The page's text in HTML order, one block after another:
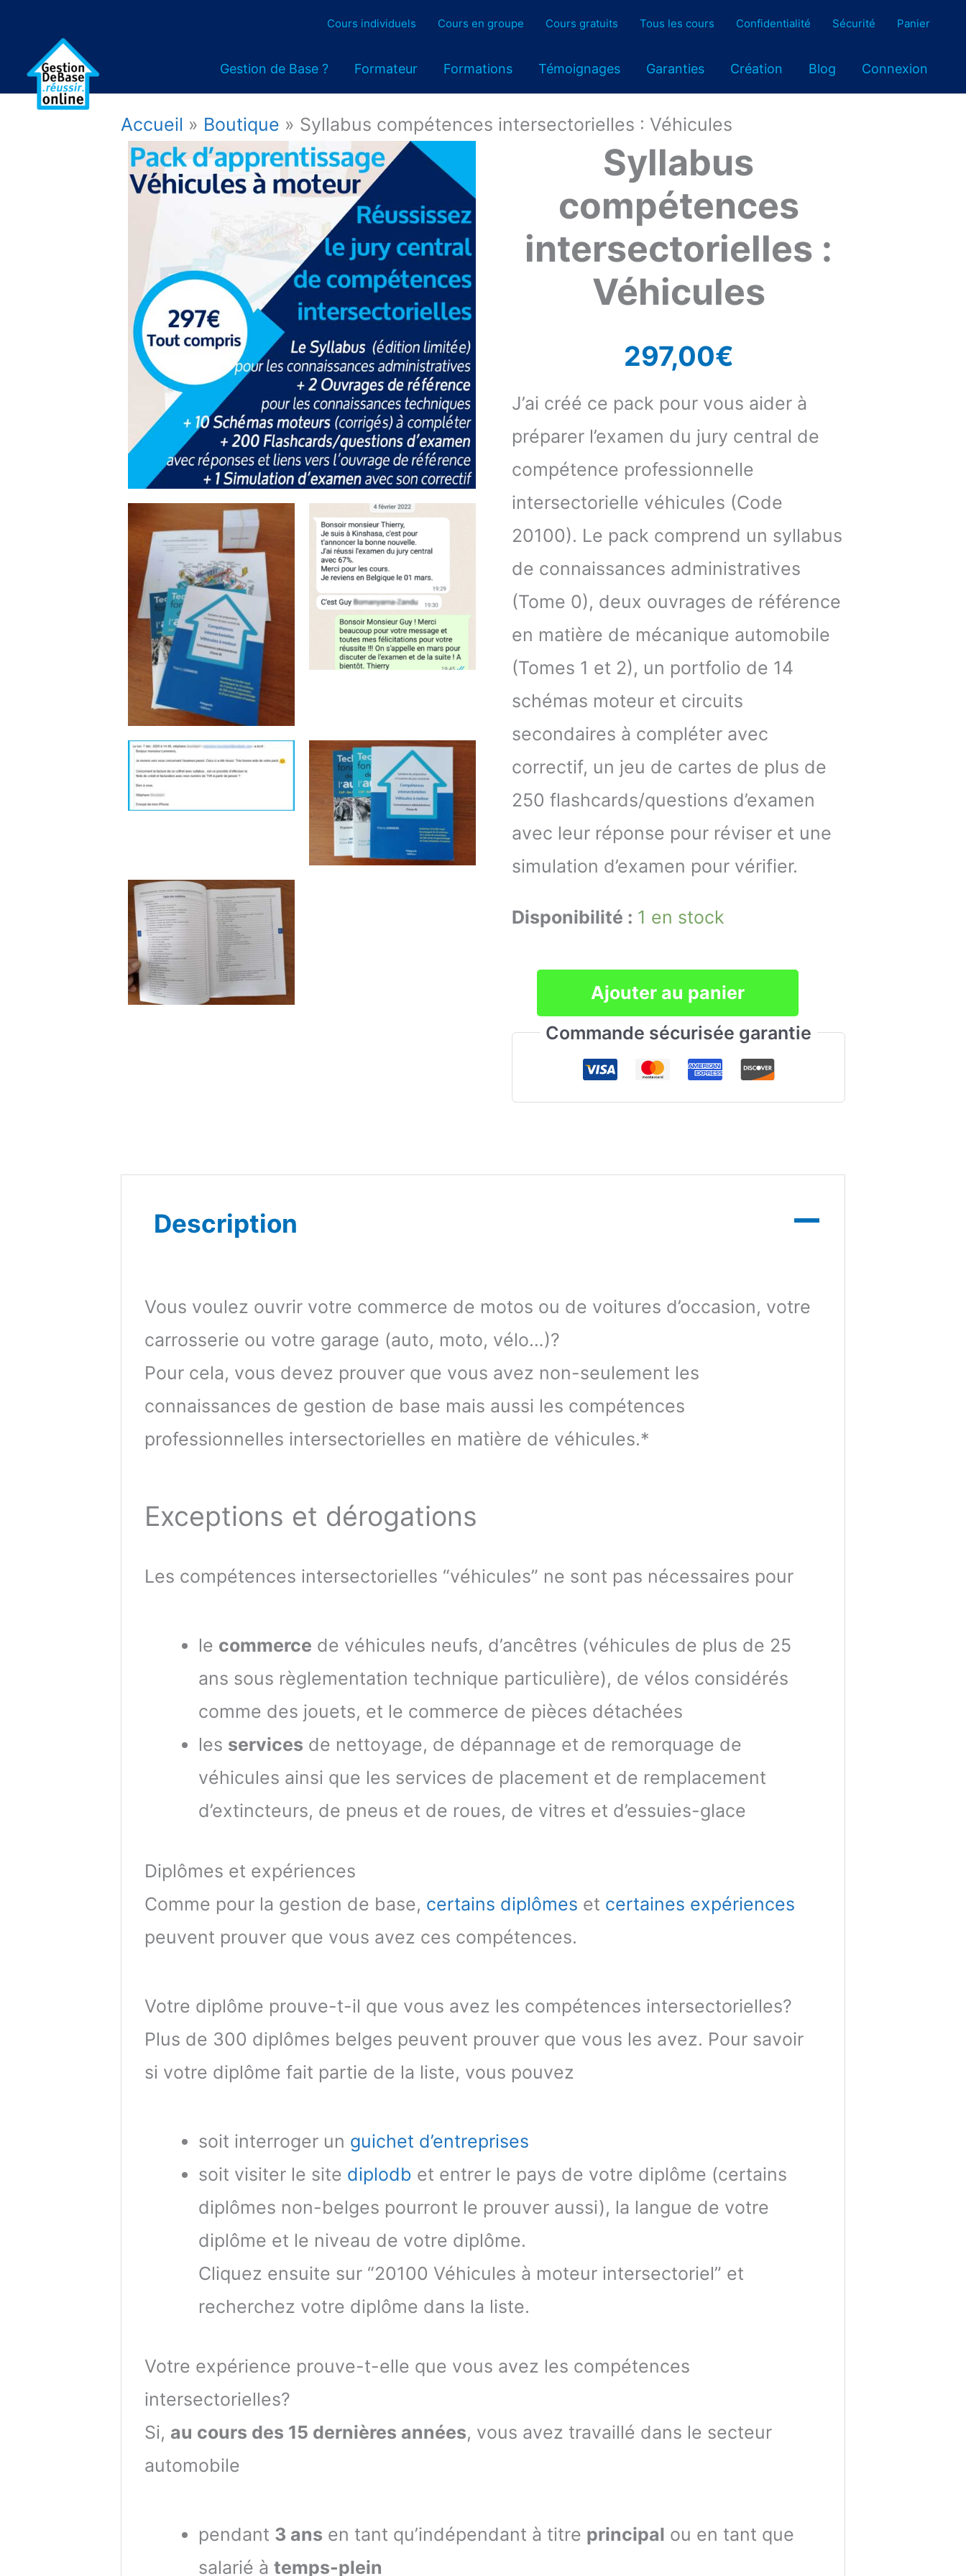
Cours individuels Cours en groupe Cours gratuits Tous les cours Confidentialité Sécurité Panier
Gestion de Base ? Formateur Formations Témoignages Garanties Création Blog Connexion
Accueil » Boutique » Syllabus compétences intersectorielles : Véhicules
Syllabus
compétences
intersectorielles :
Véhicules
297,00€
J’ai créé ce pack pour vous aider à
préparer l’examen du jury central de
compétence professionnelle
intersectorielle véhicules (Code
20100). Le pack comprend un syllabus
de connaissances administratives
(Tome 0), deux ouvrages de référence
en matière de mécanique automobile
(Tomes 1 et 2), un portfolio de 14
schémas moteur et circuits
secondaires à compléter avec
correctif, un jeu de cartes de plus de
250 flashcards/questions d’examen
avec leur réponse pour réviser et une
simulation d’examen pour vérifier.
Disponibilité : 1 en stock
compétences
Ajouter au panier
Commande sécurisée garantie
Description
Vous voulez ouvrir votre commerce de motos ou de voitures d’occasion, votre
carrosserie ou votre garage (auto, moto, vélo…)?
Pour cela, vous devez prouver que vous avez non-seulement les
connaissances de gestion de base mais aussi les compétences
professionnelles intersectorielles en matière de véhicules.*
Exceptions et dérogations
Les compétences intersectorielles “véhicules” ne sont pas nécessaires pour
le commerce de véhicules neufs, d’ancêtres (véhicules de plus de 25
ans sous règlementation technique particulière), de vélos considérés
comme des jouets, et le commerce de pièces détachées
les services de nettoyage, de dépannage et de remorquage de
véhicules ainsi que les services de placement et de remplacement
d’extincteurs, de pneus et de roues, de vitres et d’essuies-glace
Diplômes et expériences
Comme pour la gestion de base, certains diplômes et certaines expériences
peuvent prouver que vous avez ces compétences.
Votre diplôme prouve-t-il que vous avez les compétences intersectorielles?
Plus de 300 diplômes belges peuvent prouver que vous les avez. Pour savoir
si votre diplôme fait partie de la liste, vous pouvez
soit interroger un guichet d’entreprises
soit visiter le site diplodb et entrer le pays de votre diplôme (certains
diplômes non-belges pourront le prouver aussi), la langue de votre
diplôme et le niveau de votre diplôme.
Cliquez ensuite sur “20100 Véhicules à moteur intersectoriel” et
recherchez votre diplôme dans la liste.
Votre expérience prouve-t-elle que vous avez les compétences
intersectorielles?
Si, au cours des 15 dernières années, vous avez travaillé dans le secteur
automobile
pendant 3 ans en tant qu’indépendant à titre principal ou en tant que
salarié àtemps-plein